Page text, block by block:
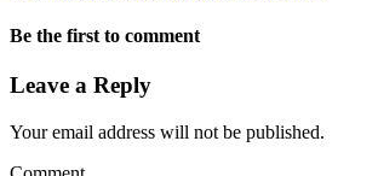
Be the first to comment
Leave a Reply
Your email address will not be published.